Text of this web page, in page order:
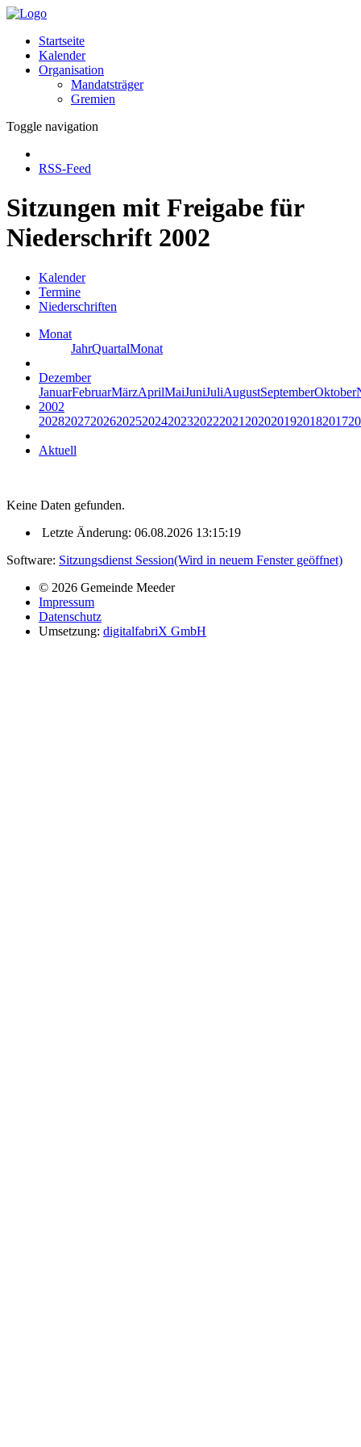
Startseite
Kalender
Organisation
Mandatsträger
Gremien
Toggle navigation
RSS-Feed
Sitzungen mit Freigabe für
Niederschrift 2002
Kalender
Termine
Niederschriften
Monat
JahrQuartalMonat
Dezember
JanuarFebruarMärzAprilMaiJuniJuliAugustSeptemberOktober
2002
20282027202620252024202320222021 2020201920182017
Aktuell
Keine Daten gefunden.
Letzte Änderung: 06.08.2026 13:15:19
Software: Sitzungsdienst Session(Wird in neuem Fenster geöffnet)
© 2026 Gemeinde Meeder
Impressum
Datenschutz
Umsetzung: digitalfabriX GmbH